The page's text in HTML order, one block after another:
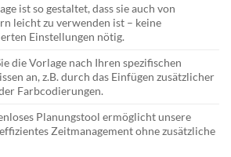
ist so gestaltet, dass sie auch von
leicht zu verwenden ist – keine
Einstellungen nötig.
die Vorlage nach Ihren spezifischen
an, z.B. durch das Einfügen zusätzlicher
Farbcodierungen.
Planungstool ermöglicht unsere
Zeitmanagement ohne zusätzliche